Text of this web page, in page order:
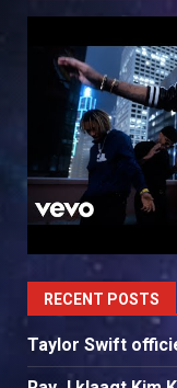
RECENT POSTS
Taylor Swift